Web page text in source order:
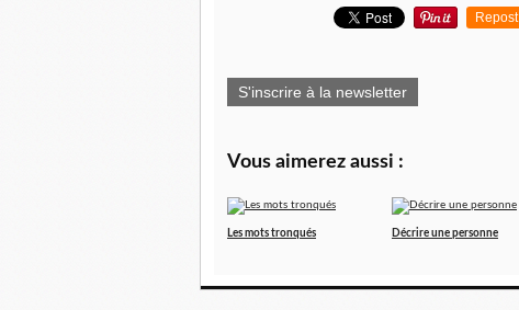
Repost
S'inscrire à la newsletter
Vous aimerez aussi :
Les mots tronqués Décrire une personne